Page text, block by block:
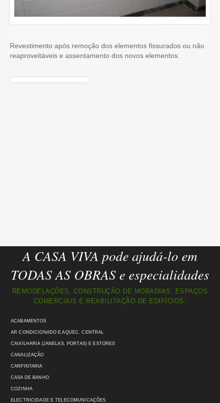
Revestimento após remoção dos elementos fissurados ou não
reaproveitáveis e assentamento dos novos elementos.
A CASA VIVA pode ajudá-lo em
TODAS AS OBRAS e especialidades
REMODELAÇÕES, CONSTRUÇÃO DE MORADIAS, ESPAÇOS
COMERCIAIS E REABILITAÇÃO DE EDIFÍCIOS:
ACABAMENTOS
AR CONDICIONADO E AQUEC. CENTRAL
CAIXILHARIA (JANELAS, PORTAS) E ESTORES
CANALIZAÇÃO
CARPINTARIA
CASA DE BANHO
COZINHA
ELECTRICIDADE E TELECOMUNICAÇÕES